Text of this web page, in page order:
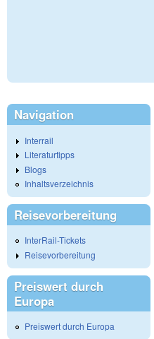
Navigation
Interrail
Literaturtipps
Blogs
Inhaltsverzeichnis
Reisevorbereitung
InterRail-Tickets
Reisevorbereitung
Preiswert durch
Europa
Preiswert durch Europa